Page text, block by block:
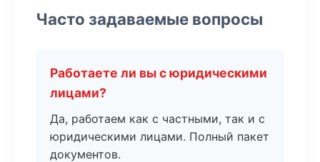
Часто задаваемые вопросы
Работаете ли вы с юридическими
лицами?
Да, работаем как с частными, так и с
юридическими лицами. Полный пакет
документов.